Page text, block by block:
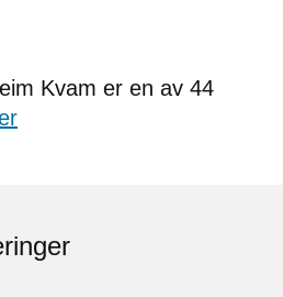
Kvam er en av 44